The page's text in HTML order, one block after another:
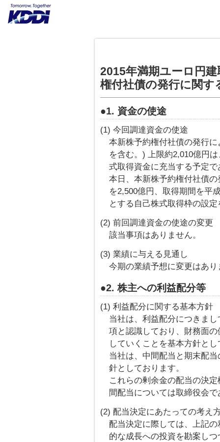
2015年満期ユーロ円
権付社債の発行に関す
●1. 資金の使途
(1) 今回調達資金の使途
本新株予約権付社債の発行
を含む。) 上限約2,010億円
式取得資金に充当する予定
本日、本新株予約権付社債
を2,500億円、取得期間を平
とする自己株式取得枠の設
(2) 前回調達資金の使途の変更
該当事項はありません。
(3) 業績に与える見通し
今期の業績予想に変更はあり
●2. 株主への利益配分等
(1) 利益配分に関する基本方針
当社は、利益配分につきま
項と認識しており、財務面
していくことを基本方針と
当社は、中間配当と期末配
針としております。
これらの剰余金の配当の決
間配当については取締役会
(2) 配当決定にあたっての考え
配当決定に際しては、上記
的な成長への投資を勘案し